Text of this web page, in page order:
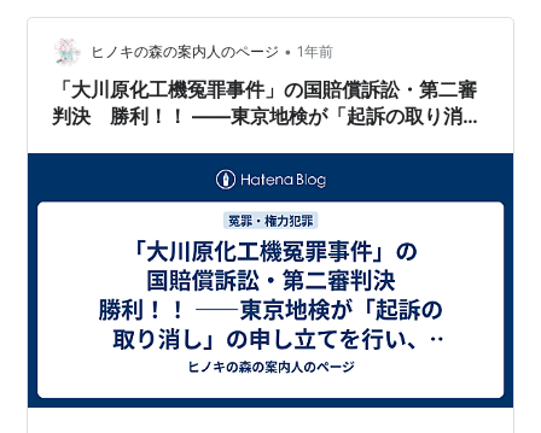
ヒノキの森の案内人のページ • 1年前
「大川原化工機冤罪事件」の国賠償訴訟・第二審
判決 勝利！！ ――東京地検が「起訴の取り消
川原化工機側が起こした国家賠償訴訟で明らかに
なってきた権力犯罪――